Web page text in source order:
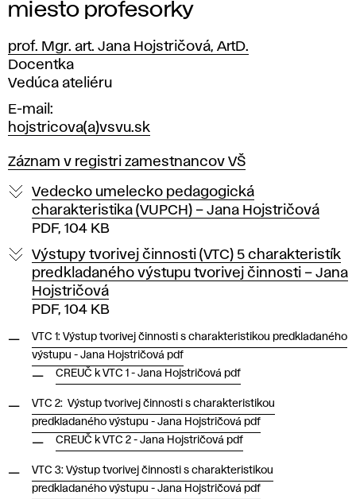
miesto profesorky
prof. Mgr. art. Jana Hojstričová, ArtD.
Pozícia
Docentka
Vedúca ateliéru
E-mail
hojstricova(a)vsvu.sk
Záznam v registri zamestnancov VŠ
Vedecko umelecko pedagogická
charakteristika (VUPCH) – Jana Hojstričová
PDF, 104 KB
Výstupy tvorivej činnosti (VTC) 5 charakteristík
predkladaného výstupu tvorivej činnosti – Jana
Hojstričová
PDF, 104 KB
VTC 1: Výstup tvorivej činnosti s charakteristikou predkladaného
výstupu - Jana Hojstričová pdf
CREUČ k VTC 1 - Jana Hojstričová pdf
VTC 2: Výstup tvorivej činnosti s charakteristikou
predkladaného výstupu - Jana Hojstričová pdf
CREUČ k VTC 2 - Jana Hojstričová pdf
VTC 3: Výstup tvorivej činnosti s charakteristikou
predkladaného výstupu - Jana Hojstričová pdf